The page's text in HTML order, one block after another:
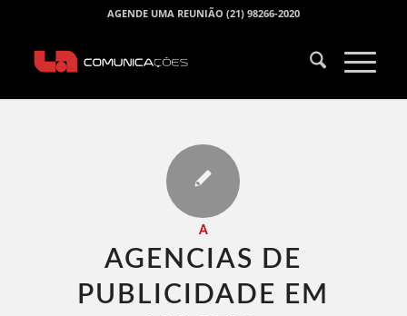
AGENDE UMA REUNIÃO (21) 98266-2020
A
AGENCIAS DE
PUBLICIDADE EM